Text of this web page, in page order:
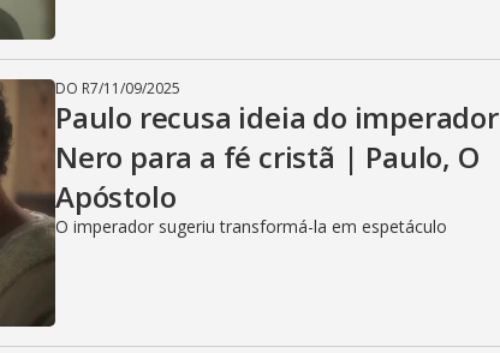
DO R7/11/09/2025
Paulo recusa ideia do imperador
Nero para a fé cristã | Paulo, O
Apóstolo
O imperador sugeriu transformá-la em espetáculo